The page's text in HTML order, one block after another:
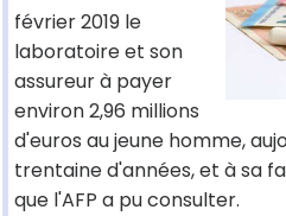
février 2019 le
laboratoire et son
assureur à payer
environ 2,96 millions
d'euros au jeune homme,
trentaine d'années, et à sa
que l'AFP a pu consulter.